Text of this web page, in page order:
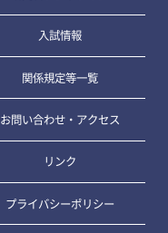
入試情報
関係規定等一覧
お問い合わせ・アクセス
リンク
プライバシーポリシー